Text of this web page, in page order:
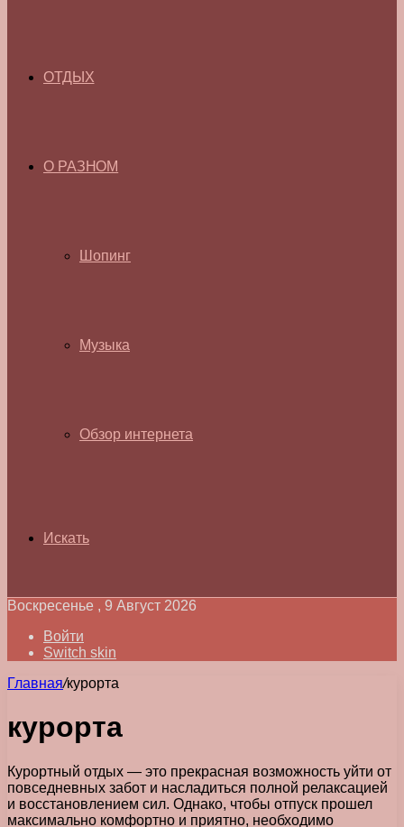
ОТДЫХ
О РАЗНОМ
Шопинг
Музыка
Обзор интернета
Искать
Воскресенье , 9 Август 2026
Войти
Switch skin
Главная/курорта
курорта
Курортный отдых — это прекрасная возможность уйти от
повседневных забот и насладиться полной релаксацией
и восстановлением сил. Однако, чтобы отпуск прошел
максимально комфортно и приятно, необходимо